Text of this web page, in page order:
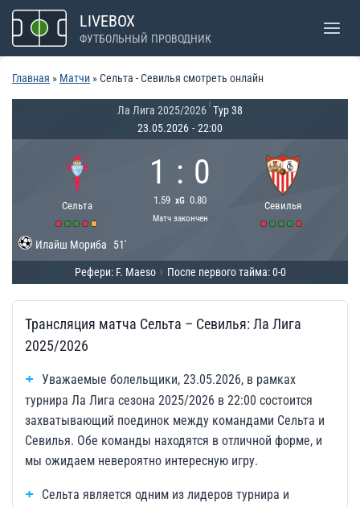
Перейти
содержимому
LIVEBOX
ФУТБОЛЬНЫЙ ПРОВОДНИК
Главная » Матчи »Сельта - Севилья смотреть онлайн
Ла Лига 2025/2026 Тур 38
23.05.2026 - 22:00
Сельта
1 : 0
1.59 xG 0.80
Матч закончен
Севилья
Илайш Мориба 51'
Рефери: F. Maeso После первого тайма: 0-0
Трансляция матча Сельта – Севилья: Ла Лига
2025/2026
Уважаемые болельщики, 23.05.2026, в рамках
турнира Ла Лига сезона 2025/2026 в 22:00 состоится
захватывающий поединок между командами Сельта и
Севилья. Обе команды находятся в отличной форме, и
мы ожидаем невероятно интересную игру.
Сельта является одним из лидеров турнира и